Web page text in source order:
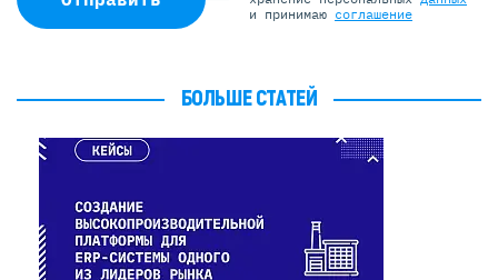
и принимаю соглашение
БОЛЬШЕ СТАТЕЙ